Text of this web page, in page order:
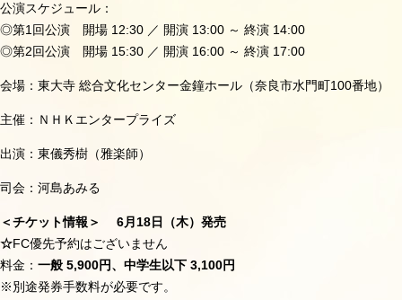
公演スケジュール：
◎第1回公演 開場 12:30 ／ 開演 13:00 ～ 終演 14:00
◎第2回公演 開場 15:30 ／ 開演 16:00 ～ 終演 17:00
会場：東大寺 総合文化センター金鐘ホール（奈良市水門町100番地）
主催：ＮＨＫエンタープライズ
出演：東儀秀樹（雅楽師）
司会：河島あみる
＜チケット情報＞ 6月 18日（木）発売
☆FC優先予約はございません
料金： 一般 5,900円、中学生以下 3,100円
※別途発券手数料が必要です。